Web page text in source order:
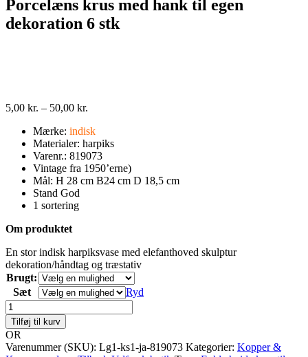
Porcelæns krus med hank til egen
dekoration 6 stk
5,00 kr. – 50,00 kr.
til
50,00 kr.
Mærke: indisk
Materialer: harpiks
Varenr.: 819073
Vintage fra 1950’erne)
Mål: H 28 cm B24 cm D 18,5 cm
Stand God
1 sortering
Om produktet
En stor indisk harpiksvase med elefanthoved skulptur
dekoration/håndtag og træstativ
Brugt:
Sæt
Ryd
Porcelæns
krus
med
hank
til
Tilføj til kurv
OR
Varenummer (SKU): Lg1-ks1-ja-819073 Kategorier: Kopper &